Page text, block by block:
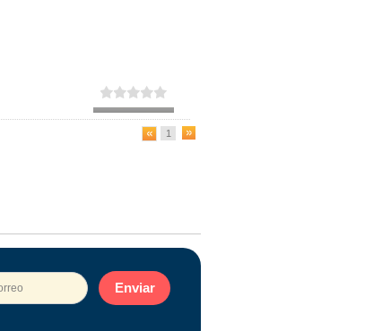
1
Enviar